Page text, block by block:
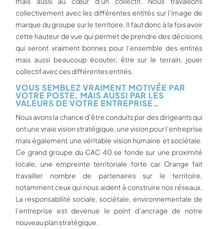
collectivement avec les différentes entités sur l’image de
marque du groupe sur le territoire. Il faut donc à la fois avoir
cette hauteur de vue qui permet de prendre des décisions
qui seront vraiment bonnes pour l’ensemble des entités
mais aussi beaucoup écouter, être sur le terrain, jouer
collectif avec ces différentes entités.
VOUS SEMBLEZ VRAIMENT MOTIVÉE PAR
VOTRE POSTE, MAIS AUSSI PAR LES
VALEURS DE VOTRE ENTREPRISE…
Nous avons la chance d’être conduits par des dirigeants qui
ont une vraie vision stratégique, une vision pour l’entreprise
mais également une véritable vision humaine et sociétale.
Ce grand groupe du CAC 40 se fonde sur une proximité
locale, une empreinte territoriale forte car Orange fait
travailler nombre de partenaires sur le territoire,
notamment ceux qui nous aident à construire nos réseaux.
La responsabilité sociale, sociétale, environnementale de
l’entreprise est devenue le point d’ancrage de notre
nouveau plan stratégique.